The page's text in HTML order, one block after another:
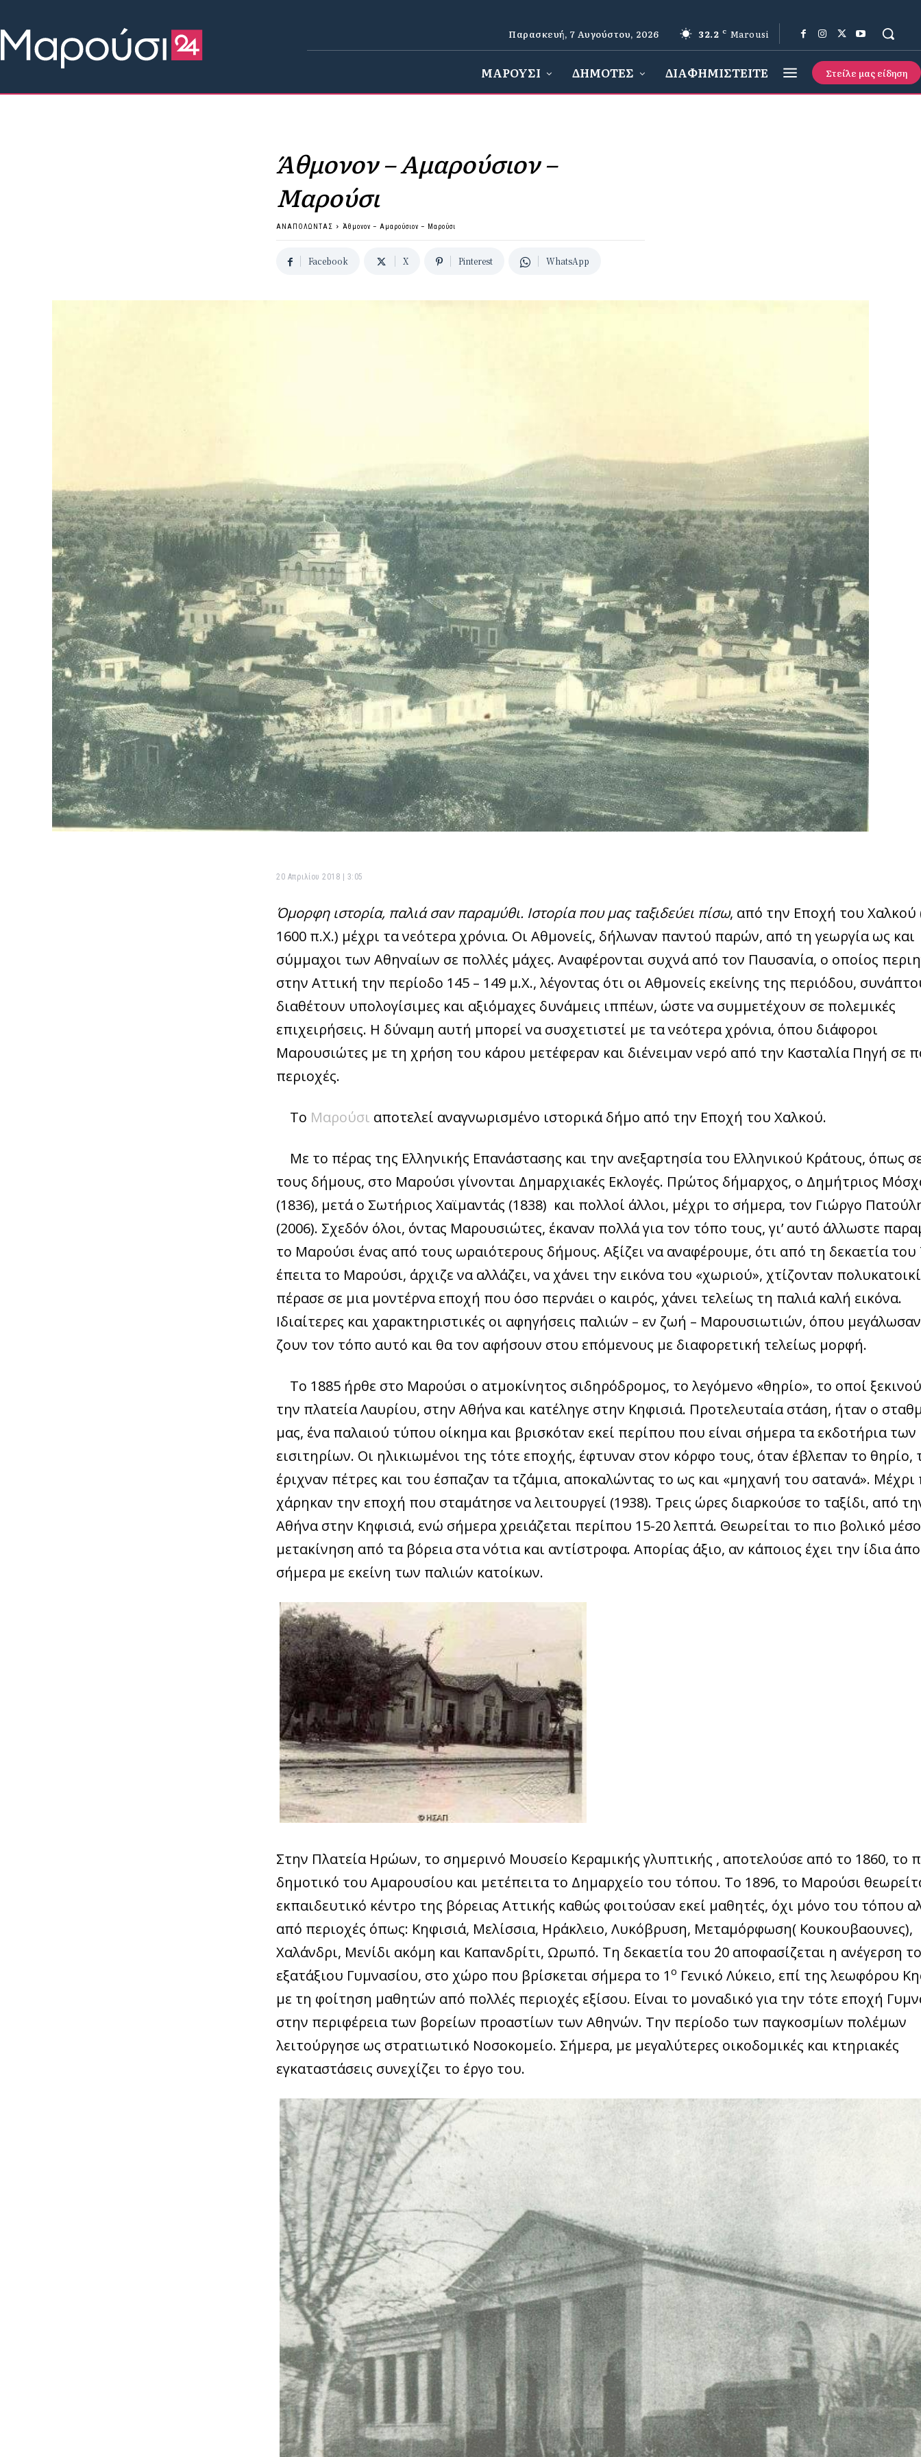
Παρασκευή, 7 Αυγούστου, 2026 32.2 C Marousi
ΜΑΡΟΥΣΙ ΔΗΜΟΤΕΣ ΔΙΑΦΗΜΙΣΤΕΙΤΕ Στείλε μας είδηση
Άθμονον – Αμαρούσιον –
Μαρούσι
ΑΝΑΠΟΛΩΝΤΑΣ Άθμονον – Αμαρούσιον – Μαρούσι
Facebook X Pinterest WhatsApp
20 Απριλίου 2018 | 3:05
Όμορφη ιστορία, παλιά σαν παραμύθι. Ιστορία που μας ταξιδεύει πίσω, από την Εποχή του Χαλκού
1600 π.Χ.) μέχρι τα νεότερα χρόνια. Οι Αθμονείς, δήλωναν παντού παρών, από τη γεωργία ως και
σύμμαχοι των Αθηναίων σε πολλές μάχες. Αναφέρονται συχνά από τον Παυσανία, ο οποίος
στην Αττική την περίοδο 145 – 149 μ.Χ., λέγοντας ότι οι Αθμονείς εκείνης της περιόδου,
διαθέτουν υπολογίσιμες και αξιόμαχες δυνάμεις ιππέων, ώστε να συμμετέχουν σε πολεμικές
επιχειρήσεις. Η δύναμη αυτή μπορεί να συσχετιστεί με τα νεότερα χρόνια, όπου διάφοροι
Μαρουσιώτες με τη χρήση του κάρου μετέφεραν και διένειμαν νερό από την Κασταλία Πηγή σε
περιοχές.
Το Μαρούσι αποτελεί αναγνωρισμένο ιστορικά δήμο από την Εποχή του Χαλκού.
Με το πέρας της Ελληνικής Επανάστασης και την ανεξαρτησία του Ελληνικού Κράτους, όπως
τους δήμους, στο Μαρούσι γίνονται Δημαρχιακές Εκλογές. Πρώτος δήμαρχος, ο Δημήτριος
(1836), μετά ο Σωτήριος Χαϊμαντάς (1838) και πολλοί άλλοι, μέχρι το σήμερα, τον Γιώργο
(2006). Σχεδόν όλοι, όντας Μαρουσιώτες, έκαναν πολλά για τον τόπο τους, γι’ αυτό άλλωστε
το Μαρούσι ένας από τους ωραιότερους δήμους. Αξίζει να αναφέρουμε, ότι από τη δεκαετία του
έπειτα το Μαρούσι, άρχιζε να αλλάζει, να χάνει την εικόνα του «χωριού», χτίζονταν
πέρασε σε μια μοντέρνα εποχή που όσο περνάει ο καιρός, χάνει τελείως τη παλιά καλή εικόνα.
Ιδιαίτερες και χαρακτηριστικές οι αφηγήσεις παλιών – εν ζωή – Μαρουσιωτιών, όπου
ζουν τον τόπο αυτό και θα τον αφήσουν στου επόμενους με διαφορετική τελείως μορφή.
Το 1885 ήρθε στο Μαρούσι ο ατμοκίνητος σιδηρόδρομος, το λεγόμενο «θηρίο», το οποί
την πλατεία Λαυρίου, στην Αθήνα και κατέληγε στην Κηφισιά. Προτελευταία στάση, ήταν ο
μας, ένα παλαιού τύπου οίκημα και βρισκόταν εκεί περίπου που είναι σήμερα τα εκδοτήρια των
εισιτηρίων. Οι ηλικιωμένοι της τότε εποχής, έφτυναν στον κόρφο τους, όταν έβλεπαν το θηρίο,
έριχναν πέτρες και του έσπαζαν τα τζάμια, αποκαλώντας το ως και «μηχανή του σατανά».
χάρηκαν την εποχή που σταμάτησε να λειτουργεί (1938). Τρεις ώρες διαρκούσε το ταξίδι, από
Αθήνα στην Κηφισιά, ενώ σήμερα χρειάζεται περίπου 15-20 λεπτά. Θεωρείται το πιο βολικό
μετακίνηση από τα βόρεια στα νότια και αντίστροφα. Απορίας άξιο, αν κάποιος έχει την ίδια
σήμερα με εκείνη των παλιών κατοίκων.
Στην Πλατεία Ηρώων, το σημερινό Μουσείο Κεραμικής γλυπτικής , αποτελούσε από το 1860, το
δημοτικό του Αμαρουσίου και μετέπειτα το Δημαρχείο του τόπου. Το 1896, το Μαρούσι
εκπαιδευτικό κέντρο της βόρειας Αττικής καθώς φοιτούσαν εκεί μαθητές, όχι μόνο του τόπου
από περιοχές όπως: Κηφισιά, Μελίσσια, Ηράκλειο, Λυκόβρυση, Μεταμόρφωση( Κουκουβαουνες),
Χαλάνδρι, Μενίδι ακόμη και Καπανδρίτι, Ωρωπό. Τη δεκαετία του ΄20 αποφασίζεται η ανέγερση
εξατάξιου Γυμνασίου, στο χώρο που βρίσκεται σήμερα το 1ο Γενικό Λύκειο, επί της λεωφόρου
με τη φοίτηση μαθητών από πολλές περιοχές εξίσου. Είναι το μοναδικό για την τότε εποχή
στην περιφέρεια των βορείων προαστίων των Αθηνών. Την περίοδο των παγκοσμίων πολέμων
λειτούργησε ως στρατιωτικό Νοσοκομείο. Σήμερα, με μεγαλύτερες οικοδομικές και κτηριακές
εγκαταστάσεις συνεχίζει το έργο του.